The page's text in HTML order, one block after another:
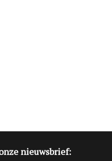
nieuwsbrief: